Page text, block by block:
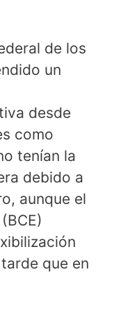
de los
un
desde
como
tenían la
debido a
aunque el
que en